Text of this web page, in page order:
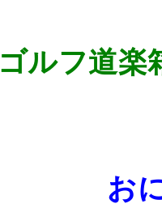
ゴルフ道
お